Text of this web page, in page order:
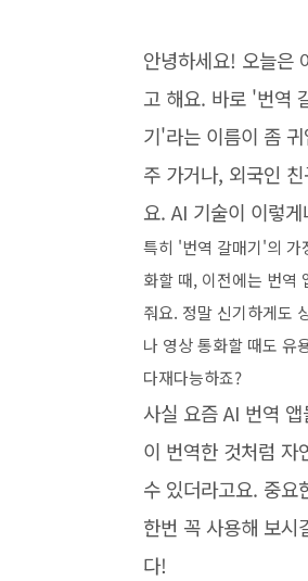
안녕하세요! 오늘은
고 해요. 바로 '번역
기'라는 이름이 좀
주 가거나, 외국인
요. AI 기술이 이렇
특히 '번역 갈매기'의 가
화할 때, 이전에는 번역
줘요. 정말 신기하게도
나 영상 통화할 때도 유
다재다능하죠?
사실 요즘 AI 번역
이 번역한 것처럼 자
수 있더라고요. 중
한번 꼭 사용해 보시
다!